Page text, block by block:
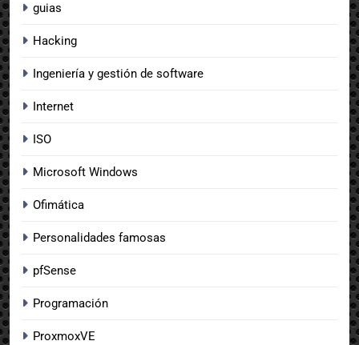
guias
Hacking
Ingeniería y gestión de software
Internet
ISO
Microsoft Windows
Ofimática
Personalidades famosas
pfSense
Programación
ProxmoxVE